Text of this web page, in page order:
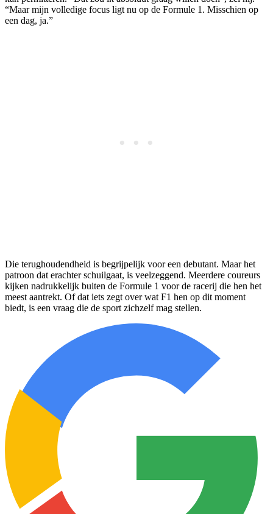
“Maar mijn volledige focus ligt nu op de Formule 1. Misschien op
een dag, ja.”
Die terughoudendheid is begrijpelijk voor een debutant. Maar het
patroon dat erachter schuilgaat, is veelzeggend. Meerdere coureurs
kijken nadrukkelijk buiten de Formule 1 voor de racerij die hen het
meest aantrekt. Of dat iets zegt over wat F1 hen op dit moment
biedt, is een vraag die de sport zichzelf mag stellen.